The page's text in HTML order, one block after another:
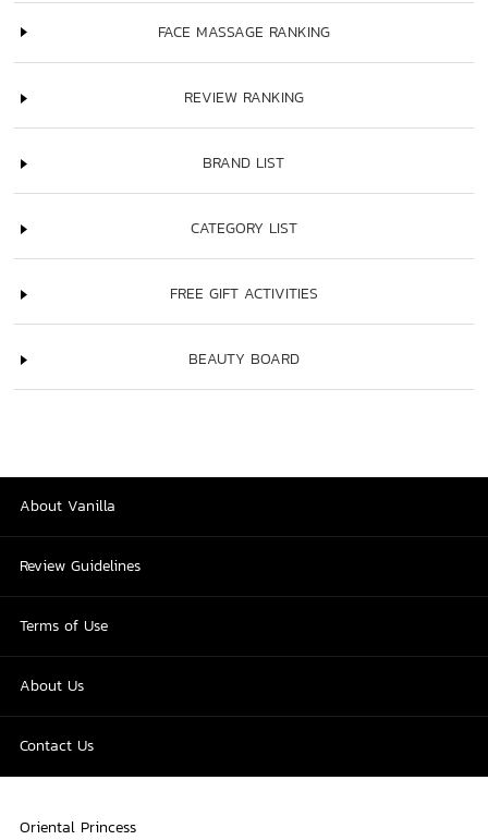
FACE MASSAGE RANKING
REVIEW RANKING
BRAND LIST
CATEGORY LIST
FREE GIFT ACTIVITIES
BEAUTY BOARD
About Vanilla
Review Guidelines
Terms of Use
About Us
Contact Us
Oriental Princess